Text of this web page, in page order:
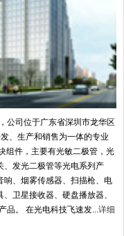
司位于广东省深圳市龙华区
、生产和销售为一体的专业
组件，主要有光敏二极管，光
、发光二极管等光电系列产
响、烟雾传感器、扫描枪、电
卫星接收器、硬盘播放器、
品。 在光电科技飞速发...详细